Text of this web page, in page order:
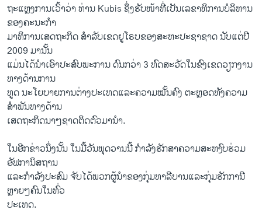
ຖະແຫຼງການເວົ້າວ່າ ທ່ານ Kubis ຊຶ່ງຮັບໜ້າທີ່ເປັນເລຂາທິການບໍລິຫານ
ຂອງຄະນະກຳ
ມາທິການເສດຖະກິດ ສຳລັບເຂດຢູໂຣບຂອງສະຫະປະຊາຊາດ ນັບແຕ່ປີ
2009 ມານັ້ນ
ແມ່ນໄດ້ນຳເອົາປະສົບພະການ ດົນກວ່າ 3 ທົດສະວັດໃນຂົງເຂດວຽກງານ
ທາງດ້ານການ
ທູດ ນະໂຍບາຍການຕ່າງປະເທດແລະຄວາມໝັ້ນຄົງ ຕະຫຼອດທັງຄວາມ
ສຳພັນທາງດ້ານ
ເສດຖະກິດນາໆຊາດຕິດຕົວມານຳ.
ໃນ​ອີກ​ຂ່າວ​ນຶ່ງ​ນັ້ນ ໃນມື້ວັນພຸດວານນີ້ ກຳລັງຮັກສາຄວາມສະຫງົບຮ່ວມ
ອັຟການິສຖານ
ແລະກຳລັງປະສົມ ຈັບໄດ້ພວກຜູ້ນຳຂອງກຸ່ມທາລີບານແລະກຸ່ມຮັກການີ
ຫຼາຍໆຄົນໃນທົ່ວ
ປະເທດ.